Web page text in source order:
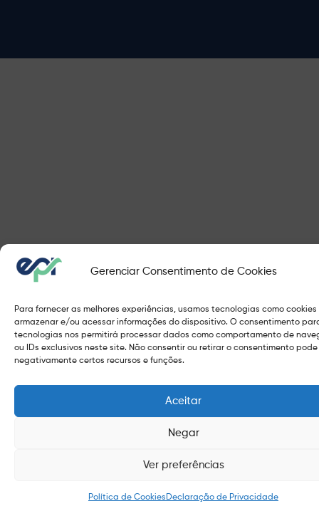
Gerenciar Consentimento de Cookies
Para fornecer as melhores experiências, usamos tecnologias como
armazenar e/ou acessar informações do dispositivo. O consentimento
tecnologias nos permitirá processar dados como comportamento de
ou IDs exclusivos neste site. Não consentir ou retirar o consentimento
negativamente certos recursos e funções.
Aceitar
Negar
Ver preferências
Política de Cookies Declaração de Privacidade